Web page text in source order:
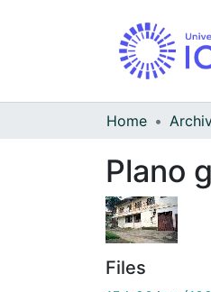
Home
Plano
Files